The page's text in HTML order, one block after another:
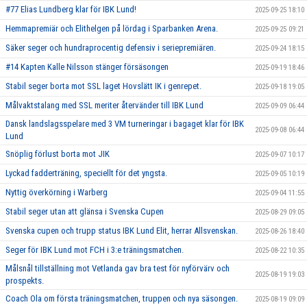
#77 Elias Lundberg klar för IBK Lund! 2025-09-25 18:10
Hemmapremiär och Elithelgen på lördag i Sparbanken Arena. 2025-09-25 09:21
Säker seger och hundraprocentig defensiv i seriepremiären. 2025-09-24 18:15
#14 Kapten Kalle Nilsson stänger försäsongen 2025-09-19 18:46
Stabil seger borta mot SSL laget Hovslätt IK i genrepet. 2025-09-18 19:05
Målvaktstalang med SSL meriter återvänder till IBK Lund 2025-09-09 06:44
Dansk landslagsspelare med 3 VM turneringar i bagaget klar för IBK
Lund
2025-09-08 06:44
Snöplig förlust borta mot JIK 2025-09-07 10:17
Lyckad fadderträning, speciellt för det yngsta. 2025-09-05 10:19
Nyttig överkörning i Warberg 2025-09-04 11:55
Stabil seger utan att glänsa i Svenska Cupen 2025-08-29 09:05
Svenska cupen och trupp status IBK Lund Elit, herrar Allsvenskan. 2025-08-26 18:40
Seger för IBK Lund mot FCH i 3:e träningsmatchen. 2025-08-22 10:35
Målsnål tillställning mot Vetlanda gav bra test för nyförvärv och
prospekts.
2025-08-19 19:03
Coach Ola om första träningsmatchen, truppen och nya säsongen. 2025-08-19 09:09